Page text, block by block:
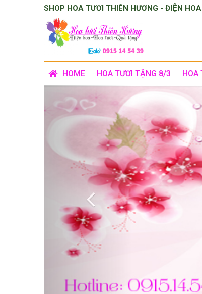
SHOP HOA TƯƠI THIÊN HƯƠNG - ĐIỆN
HOME HOA TƯƠI TẶNG 8/3 HOA
Previous